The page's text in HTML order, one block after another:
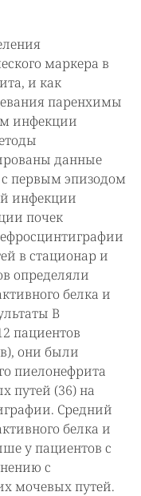
маркера в
и как
паренхимы
инфекции
данные
с первым эпизодом
инфекции
почек
в стационар и
определяли
белка и
В
пациентов
они были
пиелонефрита
путей (36) на
Средний
белка и
у пациентов с
с
мочевых путей.